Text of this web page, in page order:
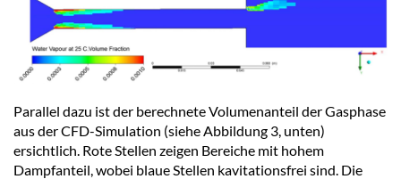
Parallel dazu ist der berechnete Volumenanteil der Gasphase
aus der CFD-Simulation (siehe Abbildung 3, unten)
ersichtlich. Rote Stellen zeigen Bereiche mit hohem
Dampfanteil, wobei blaue Stellen kavitationsfrei sind. Die